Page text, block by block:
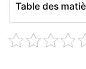
Table des